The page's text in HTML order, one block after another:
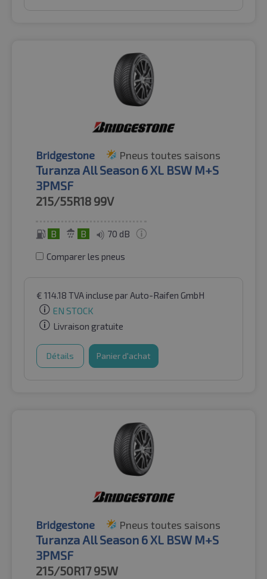
Bridgestone Pneus toutes saisons
Turanza All Season 6 XL BSW M+S
3PMSF
215/55R18 99V
B B 70 dB
Comparer les pneus
€ 114.18 TVA incluse par Auto-Raifen GmbH
EN STOCK
Livraison gratuite
Détails Panier d'achat
Bridgestone Pneus toutes saisons
Turanza All Season 6 XL BSW M+S
3PMSF
215/50R17 95W